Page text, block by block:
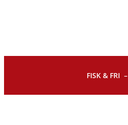
FISK & FRI –